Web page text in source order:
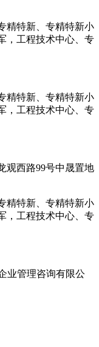
观西路99号中晟置地
业管理咨询有限公